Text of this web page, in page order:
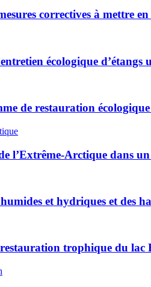
correctives à mettre
écologique
de restauration
l’Extrême-Arctique dans
et hydriques et des
trophique du lac